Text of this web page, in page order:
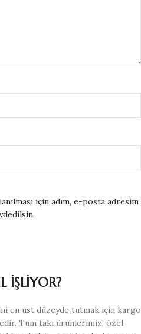
için adım, e-posta adresim
İŞLİYOR?
en üst düzeyde tutmak için kargo
Tüm takı ürünlerimiz, özel